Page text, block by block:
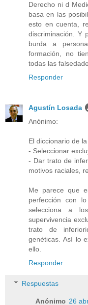
Derecho ni d
basa en las
esto en cuenta,
discriminación. Y
burda a
formación, no
todas las
Responder
Agustín Losada
Anónimo:
El diccionario de
- Seleccionar
- Dar trato de
motivos raciales,
Me parece que
perfección con
selecciona a
supervivencia
trato de
genéticas. Así lo
ello.
Responder
Respuestas
Anónimo 26